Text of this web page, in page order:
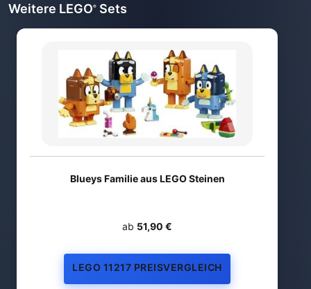
Weitere LEGO® Sets
Blueys Familie aus LEGO Steinen
ab 51,90 €
LEGO 11217 PREISVERGLEICH